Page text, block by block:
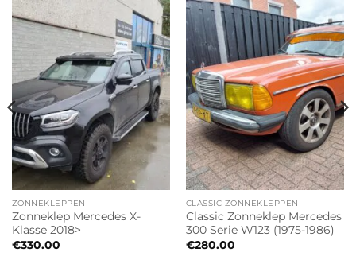
ZONNEKLEPPEN
Zonneklep Mercedes X-
Klasse 2018>
€330.00
CLASSIC ZONNEKLEPPEN
Classic Zonneklep Mercedes
300 Serie W123 (1975-1986)
€280.00